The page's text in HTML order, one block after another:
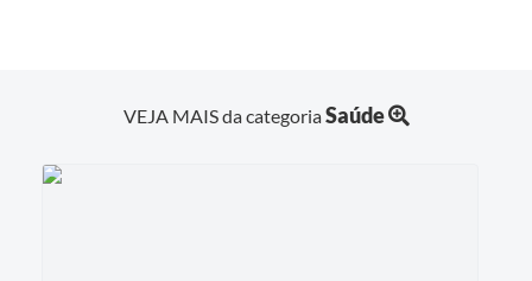
VEJA MAIS da categoriaSaúde